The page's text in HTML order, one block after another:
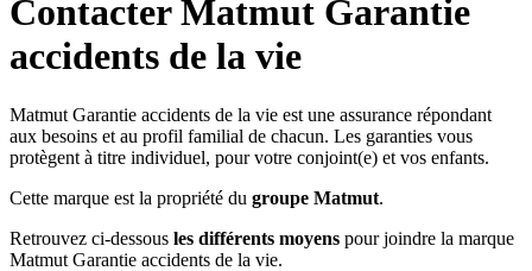
Contacter Matmut Garantie
accidents de la vie
Matmut Garantie accidents de la vie est une assurance répondant
aux besoins et au profil familial de chacun. Les garanties vous
protègent à titre individuel, pour votre conjoint(e) et vos enfants.
Cette marque est la propriété du groupe Matmut.
Retrouvez ci-dessous les différents moyens pour joindre la marque
Matmut Garantie accidents de la vie.